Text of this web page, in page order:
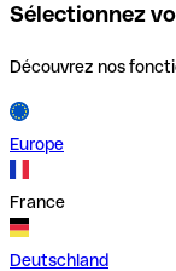
Sélectionnez
Découvrez nos
Europe
France
Deutschland